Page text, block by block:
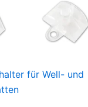
für Well- und